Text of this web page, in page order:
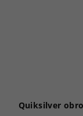
Quiksilver